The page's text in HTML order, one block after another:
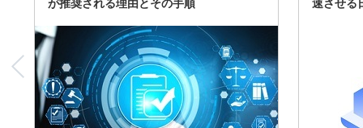
績の市場動向を速報
「東洋経済会社四季報」2026年夏号に更新、新たに2027年
度の予想を実施
が推奨される理由とその手順
速させる